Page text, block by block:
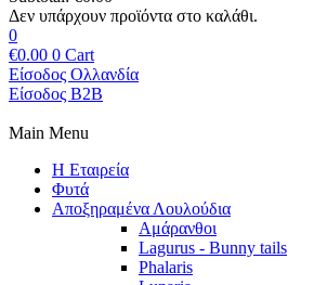
0
€0.00 0 Cart
Είσοδος Ολλανδία
Είσοδος B2B
Main Menu
Η Εταιρεία
Φυτά
Αποξηραμένα Λουλούδια
Αμάρανθοι
Lagurus - Bunny tails
Phalaris